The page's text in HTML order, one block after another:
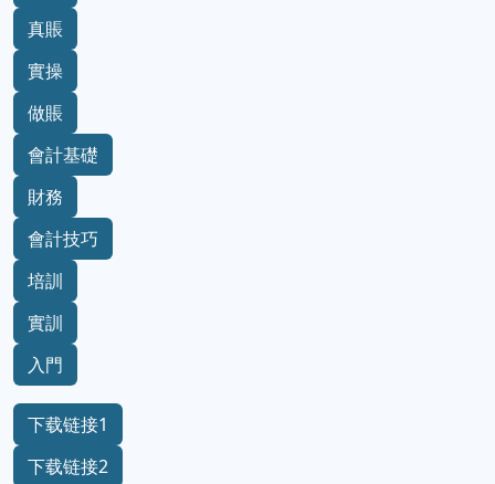
真賬
實操
做賬
會計基礎
財務
會計技巧
培訓
實訓
入門
下载链接1
下载链接2